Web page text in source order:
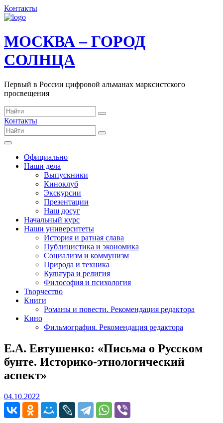
Контакты
МОСКВА – ГОРОД
СОЛНЦА
Первый в России цифровой альманах марксистского
просвещения
Контакты
Официально
Наши дела
Выпускники
Киноклуб
Экскурсии
Презентации
Наш досуг
Начальный курс
Наши университеты
История и ратная слава
Публицистика и экономика
Социализм и коммунизм
Природа и техника
Культура и религия
Философия и психология
Творчество
Книги
Романы и повести. Рекомендация редактора
Кино
Фильмография. Рекомендация редактора
Е.А. Евтушенко: «Письма о Русском
бунте. Историко-этнологический
аспект»
04.10.2022